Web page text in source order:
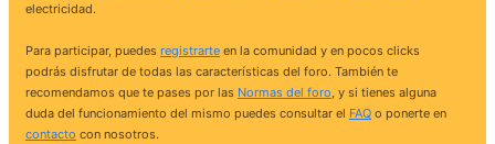
electricidad.
Para participar, puedes registrarte en la comunidad y en pocos clicks
podrás disfrutar de todas las características del foro. También te
recomendamos que te pases por las Normas del foro, y si tienes alguna
duda del funcionamiento del mismo puedes consultar el FAQ o ponerte en
contacto con nosotros.